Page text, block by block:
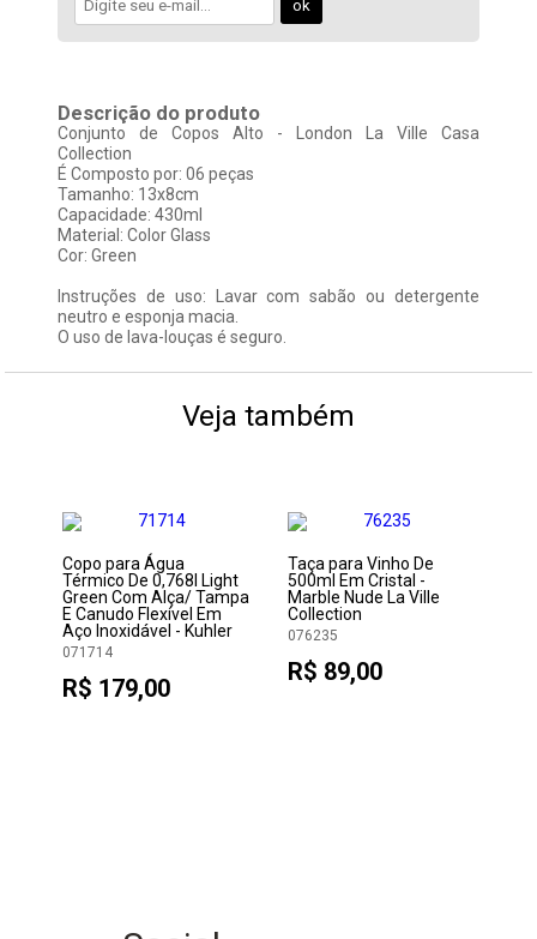
Descrição do produto
Conjunto de Copos Alto - London La Ville Casa
Collection
É Composto por: 06 peças
Tamanho: 13x8cm
Capacidade: 430ml
Material: Color Glass
Cor: Green
Instruções de uso: Lavar com sabão ou detergente
neutro e esponja macia.
O uso de lava-louças é seguro.
Veja também
Copo para Água
Térmico De 0,768l Light
Green Com Alça/ Tampa
E Canudo Flexível Em
Aço Inoxidável - Kuhler
071714
R$ 179,00
Taça para Vinho De
500ml Em Cristal -
Marble Nude La Ville
Collection
076235
R$ 89,00